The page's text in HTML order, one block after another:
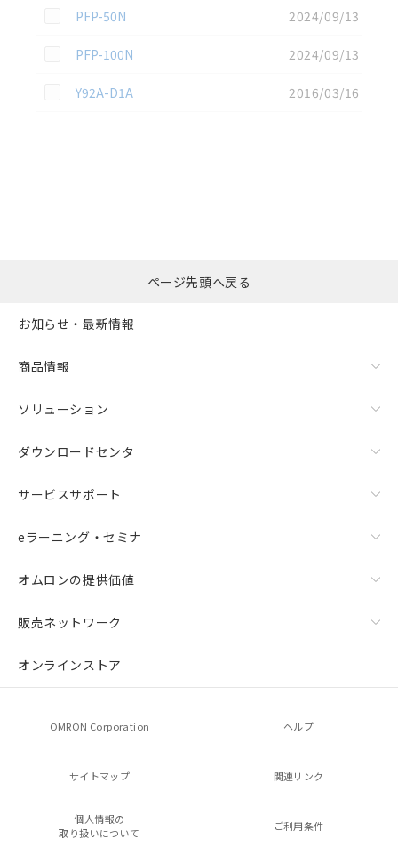
この資料を選択
PFP-50N
2024/09/13
この資料を選択
PFP-100N
2024/09/13
この資料を選択
Y92A-D1A 2016/03/16
括ダウンロード
ページ先頭へ戻る
お知らせ・最新情報
商品情報
ソリューション
ダウンロードセンタ
サービスサポート
eラーニング・セミナ
オムロンの提供価値
販売ネットワーク
オンラインストア
OMRON Corporation ヘルプ
サイトマップ 関連リンク
個人情報の
取り扱いについて
ご利用条件